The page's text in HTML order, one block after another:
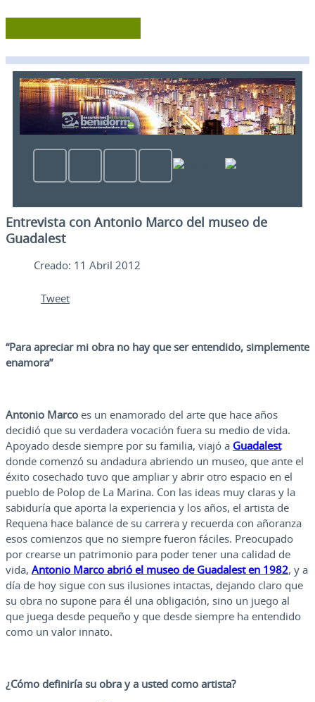
Entrevista con Antonio Marco del museo de
Guadalest
Creado: 11 Abril 2012
Tweet
“Para apreciar mi obra no hay que ser entendido, simplemente
enamora”
Antonio Marco es un enamorado del arte que hace años
decidió que su verdadera vocación fuera su medio de vida.
Apoyado desde siempre por su familia, viajó a Guadalest
donde comenzó su andadura abriendo un museo, que ante el
éxito cosechado tuvo que ampliar y abrir otro espacio en el
pueblo de Polop de La Marina. Con las ideas muy claras y la
sabiduría que aporta la experiencia y los años, el artista de
Requena hace balance de su carrera y recuerda con añoranza
esos comienzos que no siempre fueron fáciles. Preocupado
por crearse un patrimonio para poder tener una calidad de
vida, Antonio Marco abrió el museo de Guadalest en 1982, y a
día de hoy sigue con sus ilusiones intactas, dejando claro que
su obra no supone para él una obligación, sino un juego al
que juega desde pequeño y que desde siempre ha entendido
como un valor innato.
¿Cómo definiría su obra y a usted como artista?